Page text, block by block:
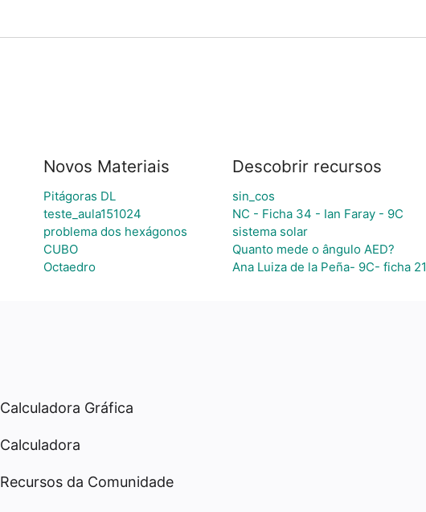
Novos Materiais
Pitágoras DL
teste_aula151024
problema dos hexágonos
CUBO
Octaedro
Descobrir recursos
sin_cos
NC - Ficha 34 - Ian Faray - 9C
sistema solar
Quanto mede o ângulo AED?
Ana Luiza de la Peña- 9C- ficha 21
Calculadora Gráfica
Calculadora
Recursos da Comunidade